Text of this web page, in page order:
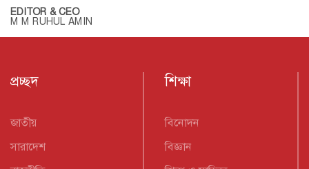
EDITOR & CEO
M M RUHUL AMIN
প্রচ্ছদ
জাতীয়
সারাদেশ
শিক্ষা
বিনোদন
বিজ্ঞান